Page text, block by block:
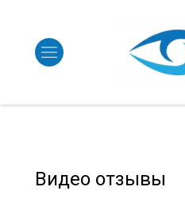
Видео отзывы